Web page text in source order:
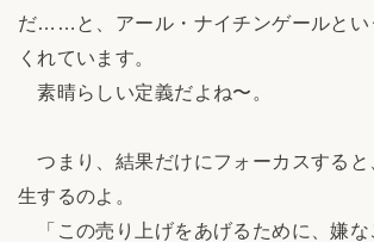
だ……と、アール・ナイチンゲールとい
くれています。
素晴らしい定義だよね〜。
つまり、結果だけにフォーカスすると
生するのよ。
「この売り上げをあげるために、嫌な